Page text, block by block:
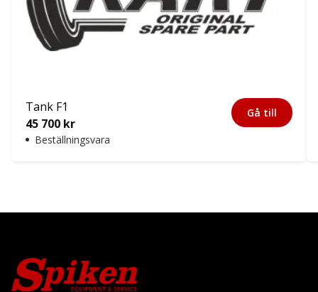
Tank F1
45 700 kr
Beställningsvara
Gå till